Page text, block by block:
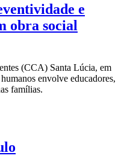
e
obra social
(CCA) Santa Lúcia, em
envolve educadores,
famílias.